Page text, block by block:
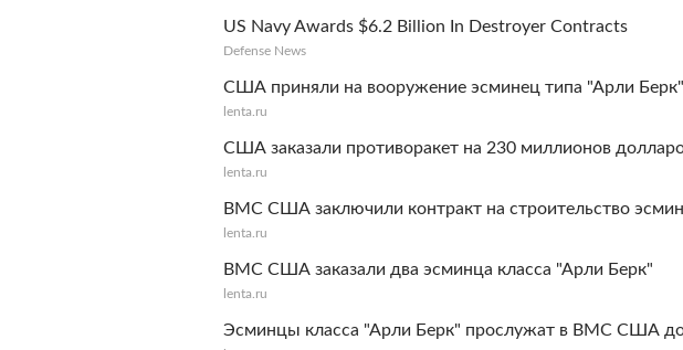
US Navy Awards $6.2 Billion In Destroyer Contracts
Defense News
США приняли на вооружение эсминец типа "Арли Берк"
lenta.ru
США заказали противоракет на 230 миллионов
lenta.ru
ВМС США заключили контракт на строительство
lenta.ru
ВМС США заказали два эсминца класса "Арли Берк"
lenta.ru
Эсминцы класса "Арли Берк" прослужат в ВМС США до